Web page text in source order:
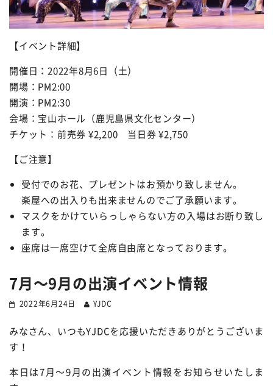
【イベント詳細】
開催日：2022年8月6日（土）
開場：PM2:00
開演：PM2:30
会場：宝山ホール（鹿児島県文化センター）
チケット：前売券 ¥2,200 当日券 ¥2,750
【ご注意】
受付でのお花、プレゼントはお預かり致しません。
楽屋への出入りも出来ませんのでご了承願います。
マスクをかけていらっしゃらない方の入場はお断り致し
ます。
座席は一席空けて全席自由席となっております。
7月〜9月の出演イベント情報
2022年6月24日 YJDC
みなさん、いつもYJDCを応援いただきありがとうございま
す！
本日は7月〜9月の出演イベント情報をお知らせいたしま